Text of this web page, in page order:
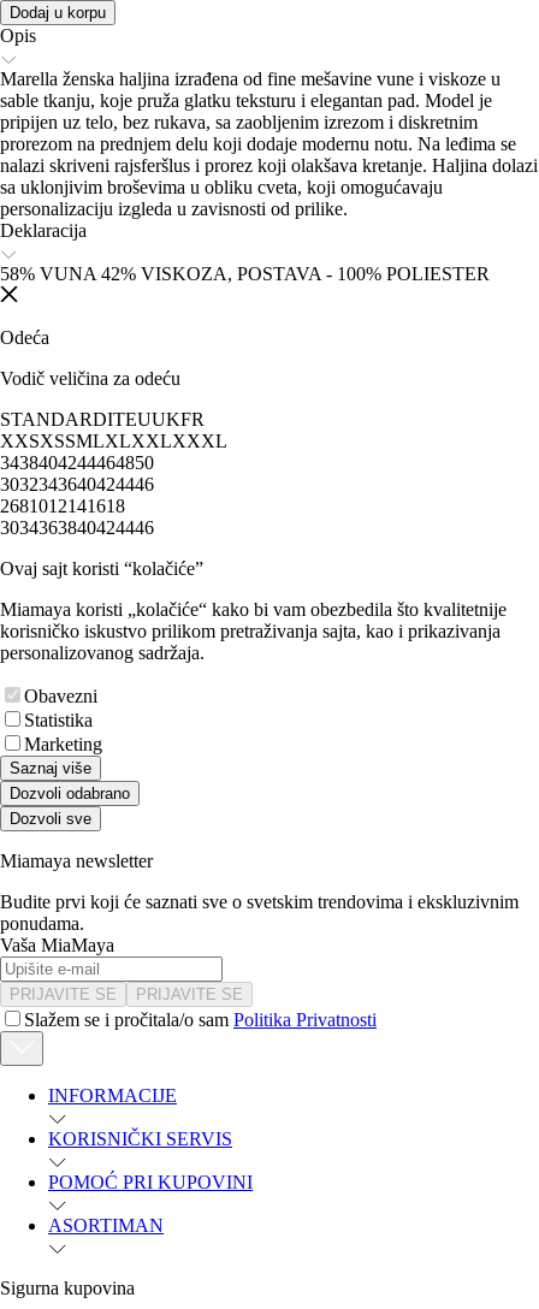
Dodaj u korpu
Opis
Marella ženska haljina izrađena od fine mešavine vune i viskoze u
sable tkanju, koje pruža glatku teksturu i elegantan pad. Model je
pripijen uz telo, bez rukava, sa zaobljenim izrezom i diskretnim
prorezom na prednjem delu koji dodaje modernu notu. Na leđima se
nalazi skriveni rajsferšlus i prorez koji olakšava kretanje. Haljina dolazi
sa uklonjivim broševima u obliku cveta, koji omogućavaju
personalizaciju izgleda u zavisnosti od prilike.
Deklaracija
58% VUNA 42% VISKOZA, POSTAVA - 100% POLIESTER
Odeća
Vodič veličina za odeću
STANDARDITEUUKFR
XXSXSSMLXLXXLXXXL
3438404244464850
3032343640424446
2681012141618
3034363840424446
Ovaj sajt koristi “kolačiće”
Miamaya koristi „kolačiće“ kako bi vam obezbedila što kvalitetnije
korisničko iskustvo prilikom pretraživanja sajta, kao i prikazivanja
personalizovanog sadržaja.
Obavezni
Statistika
Marketing
Saznaj više
Dozvoli odabrano
Dozvoli sve
Miamaya newsletter
Budite prvi koji će saznati sve o svetskim trendovima i ekskluzivnim
ponudama.
Vaša MiaMaya
PRIJAVITE SE PRIJAVITE SE
Slažem se i pročitala/o sam Politika Privatnosti
INFORMACIJE
KORISNIČKI SERVIS
POMOĆ PRI KUPOVINI
ASORTIMAN
Sigurna kupovina